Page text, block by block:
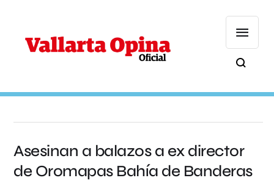
Asesinan a balazos a ex director
de Oromapas Bahía de Banderas